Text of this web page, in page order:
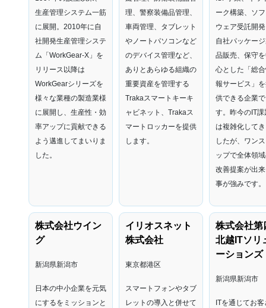
生産管理システム一筋
に展開。2010年に自
社開発生産管理システ
ム「WorkGear-X」を
リリース以降は
WorkGearシリーズを
様々な業種の製造業様
に展開し、生産性・効
率アップに貢献できる
よう邁進してまいりま
した。
理、警察装備品管理、
車両管理、タブレット
やノートパソコンなど
のデバイス管理など、
ありとあらゆる組織の
重要資産を管理する
Trakaスマートキーキ
ャビネット、Trakaス
マートロッカーを提供
します。
ーク構築、ソ
ウェア受託開
自社パッケー
品販売、保守
心とした「総
報サービス」
供できる企業で
す。昨今のIT課
は複雑化して
したが、ワン
ップで全体領
改善提案が出
事が強みです。
株式会社ウイン
グ
新潟県新潟市
日本の中小企業を元気
にするをミッションと
イリオスネット
株式会社
東京都港区
スマートフォンやタブ
レットの導入と併せて
株式会社第
北越ITソリ
ーションズ
新潟県新潟市
ITを通じてお客